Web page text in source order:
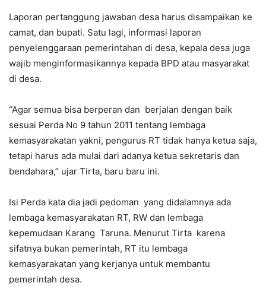
Laporan pertanggung jawaban desa harus disampaikan ke
camat, dan bupati. Satu lagi, informasi laporan
penyelenggaraan pemerintahan di desa, kepala desa juga
wajib menginformasikannya kepada BPD atau masyarakat
di desa.
“Agar semua bisa berperan dan berjalan dengan baik
sesuai Perda No 9 tahun 2011 tentang lembaga
kemasyarakatan yakni, pengurus RT tidak hanya ketua saja,
tetapi harus ada mulai dari adanya ketua sekretaris dan
bendahara,” ujar Tirta, baru baru ini.
Isi Perda kata dia jadi pedoman yang didalamnya ada
lembaga kemasyarakatan RT, RW dan lembaga
kepemudaan Karang Taruna. Menurut Tirta karena
sifatnya bukan pemerintah, RT itu lembaga
kemasyarakatan yang kerjanya untuk membantu
pemerintah desa.